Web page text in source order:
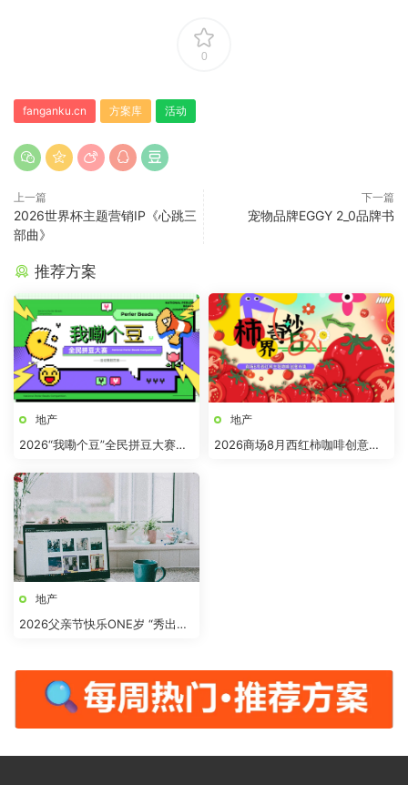
0
fanganku.cn 方案库 活动
上一篇
2026世界杯主题营销IP《心跳三
部曲》
下一篇
宠物品牌EGGY 2_0品牌书
推荐方案
地产
2026“我嘞个豆”全民拼豆大赛主
地产
2026商场8月西红柿咖啡创意市
地产
2026父亲节快乐ONE岁 “秀出爸